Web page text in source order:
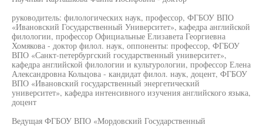
руководитель: филологических наук, профессор, ФГБОУ ВПО
«Ивановский Государственный Университет», кафедра английской
филологии, профессор Официальные Елизавета Георгиевна
Хомякова - доктор филол. наук, оппоненты: профессор, ФГБОУ
ВПО «Санкт-петербургский государственный университет»,
кафедра английской филологии и культурологии, профессор Елена
Александровна Кольцова - кандидат филол. наук, доцент, ФГБОУ
ВПО «Ивановский государственный энергетический
университет», кафедра интенсивного изучения английского языка,
доцент
Ведущая ФГБОУ ВПО «Мордовский Государственный